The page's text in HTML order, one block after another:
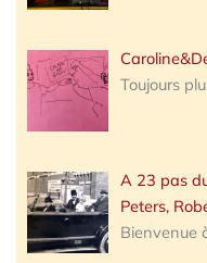
Toujours
A 23 pas
Peters,
Bienvenue